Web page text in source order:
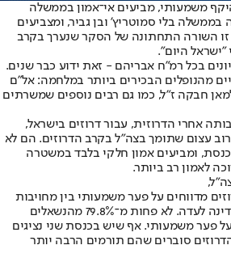
משמעותי, מביעים אי־אמון בממשלה
בממשלה בלי סמוטריץ' ובן גביר, ומצביעים
זו השורה התחתונה של הסקר שנערך בקרב
"ישראל היום".
בכל רמ"ח אבריהם - זאת ידוע כבר שנים.
מהנופלים הבכירים ביותר במלחמה: אל"ם
חבקה ז"ל, כמו גם רבים נוספים שמשרתים
אחרי הדרוזית, עבור דרוזים בישראל,
עצום שתומך בצה"ל בקרב הדרוזים. הם לא
ומביעים אמון חלקי בלבד במשטרה
לאמון רב ביותר.
מדווחים על פער משמעותי בין מחויבות
העדה למדינה לבין יחס המדינה לעדה. לא פחות מ־79.8% מהנשאלים
פער משמעותי. אף שיש בכנסת שני נציגים
סוברים שהם תורמים הרבה יותר